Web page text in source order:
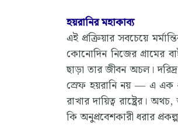
হয়রানির মহাকাব্য
এই প্রক্রিয়ার সবচেয়ে
কোনোদিন নিজের গ্রামের
ছাড়া তার জীবন অচল।
স্রেফ হয়রানি নয় — এ এক
রাখার দায়িত্ব রাষ্ট্রের।
কি অনুপ্রবেশকারী ধরার